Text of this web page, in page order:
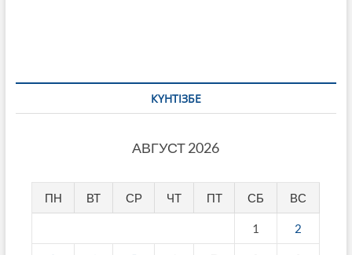
КҮНТІЗБЕ
АВГУСТ 2026
ПН ВТ СР ЧТ ПТ СБ ВС
1 2